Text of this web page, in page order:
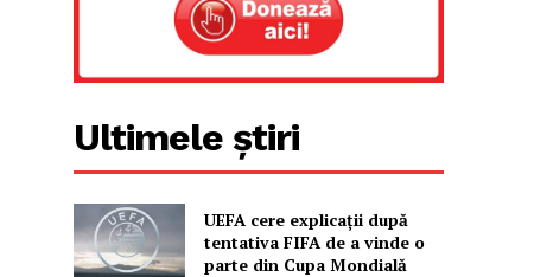
Ultimele știri
UEFA cere explicații după
tentativa FIFA de a vinde o
parte din Cupa Mondială